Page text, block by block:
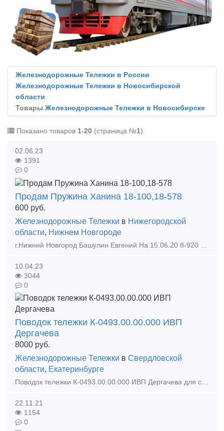
Железнодорожные Тележки в России
Железнодорожные Тележки в Новосибирской
области
Товары Железнодорожные Тележки в Новосибирске
Показано товаров 1-20 (страница №1).
02.06.23
1391
0
Продам Пружина Ханина 18-100,18-578
600 руб.
Железнодорожные Тележки в Нижегородской
области, Нижнем Новгороде
10.04.23
3044
0
Поводок тележки К-0493.00.00.000 ИВП
Дергачева
8000 руб.
Железнодорожные Тележки в Свердловской
области, Екатеринбурге
22.11.21
1154
0